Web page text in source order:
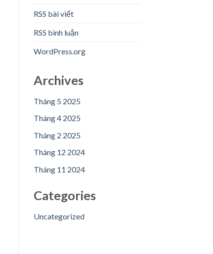
RSS bài viết
RSS bình luận
WordPress.org
Archives
Tháng 5 2025
Tháng 4 2025
Tháng 2 2025
Tháng 12 2024
Tháng 11 2024
Categories
Uncategorized